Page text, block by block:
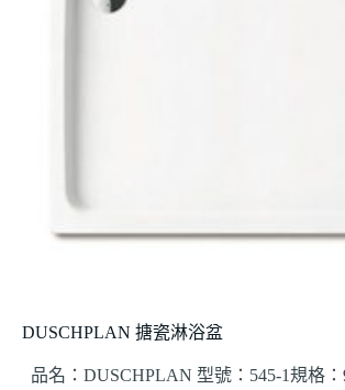
DUSCHPLAN 搪瓷淋浴盆
品名：DUSCHPLAN 型號：545-1規格